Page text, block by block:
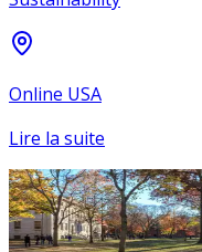
Online USA
Lire la suite